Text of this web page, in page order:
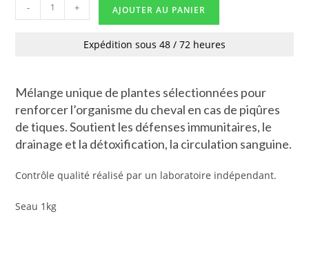
- + AJOUTER AU PANIER
Expédition sous 48 / 72 heures
Mélange unique de plantes sélectionnées pour
renforcer l’organisme du cheval en cas de piqûres
de tiques. Soutient les défenses immunitaires, le
drainage et la détoxification, la circulation sanguine.
Contrôle qualité réalisé par un laboratoire indépendant.
Seau 1kg